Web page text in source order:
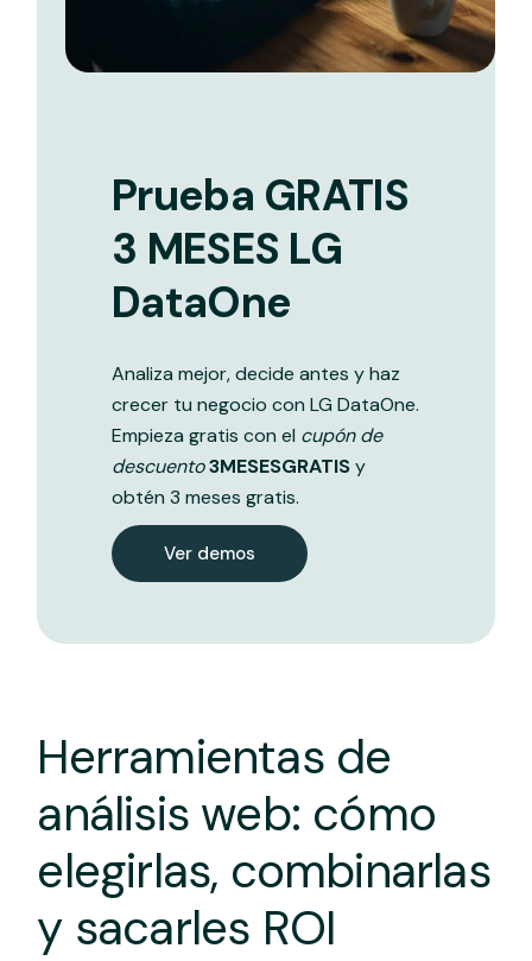
Prueba GRATIS
3 MESES LG
DataOne
Analiza mejor, decide antes y haz
crecer tu negocio con LG DataOne.
Empieza gratis con el cupón de
descuento3MESESGRATISy
obtén 3 meses gratis.
Ver demos
Herramientas de
análisis web: cómo
elegirlas, combinarlas
y sacarles ROI